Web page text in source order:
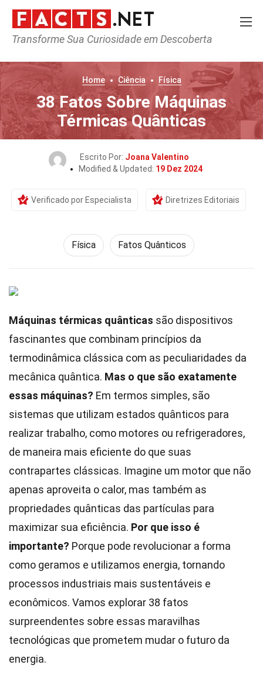
Transforme Sua Curiosidade em Descoberta
Home Ciência Física
38 Fatos Sobre Máquinas
Térmicas Quânticas
Escrito Por: Joana Valentino
Modified & Updated: 19 Dez 2024
Verificado por Especialista Diretrizes Editoriais
Física Fatos Quânticos
Máquinas térmicas quânticas são dispositivos
fascinantes que combinam princípios da
termodinâmica clássica com as peculiaridades da
mecânica quântica. Mas o que são exatamente
essas máquinas? Em termos simples, são
sistemas que utilizam estados quânticos para
realizar trabalho, como motores ou refrigeradores,
de maneira mais eficiente do que suas
contrapartes clássicas. Imagine um motor que não
apenas aproveita o calor, mas também as
propriedades quânticas das partículas para
maximizar sua eficiência. Por que isso é
importante? Porque pode revolucionar a forma
como geramos e utilizamos energia, tornando
processos industriais mais sustentáveis e
econômicos. Vamos explorar 38 fatos
surpreendentes sobre essas maravilhas
tecnológicas que prometem mudar o futuro da
energia.